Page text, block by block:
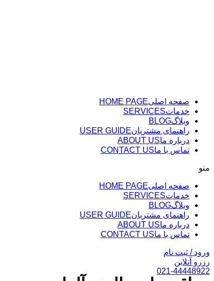
صفحه اصلیHOME PAGE
خدماتSERVICES
وبلاگBLOG
راهنمای مشتریانUSER GUIDE
درباره ماABOUT US
تماس با ماCONTACT US
منو
صفحه اصلیHOME PAGE
خدماتSERVICES
وبلاگBLOG
راهنمای مشتریانUSER GUIDE
درباره ماABOUT US
تماس با ماCONTACT US
ورود / ثبت نام
رزرو آنلاین
021-44448922